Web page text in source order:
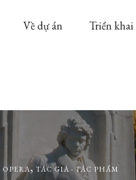
Về dự án Triển khai
OPERA, TÁC GIẢ - TÁC PHẨM